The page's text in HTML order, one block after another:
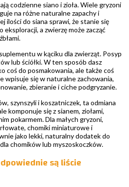
codzienne siano i zioła. Wiele gryzoni
na różne naturalne zapachy i
ilości do siana sprawi, że stanie się
a zwierzę może zacząć
w kąciku dla zwierząt. Posyp
lub ściółki. W ten sposób dasz
coś do posmakowania, ale także coś
wpisuje się w naturalne zachowania,
zbieranie i ciche podgryzanie.
szynszyli i koszatniczek, ta odmiana
komponuje się z sianem, ziołami,
pokarmem. Dla małych gryzoni,
chomiki miniaturowe i
jako lekki, naturalny dodatek do
chomików lub myszoskoczków.
są liście